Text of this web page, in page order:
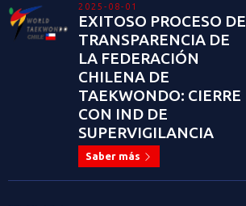
2025-08-01
EXITOSO PROCESO DE
TRANSPARENCIA DE
LA FEDERACIÓN
CHILENA DE
TAEKWONDO: CIERRE
CON IND DE
SUPERVIGILANCIA
Saber más